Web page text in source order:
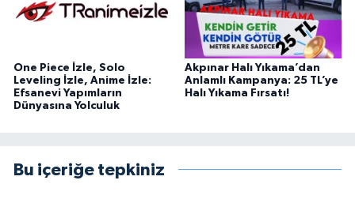
One Piece İzle, Solo
Leveling İzle, Anime İzle:
Efsanevi Yapımların
Dünyasına Yolculuk
Akpınar Halı Yıkama’dan
Anlamlı Kampanya: 25 TL’ye
Halı Yıkama Fırsatı!
Bu içeriğe tepkiniz